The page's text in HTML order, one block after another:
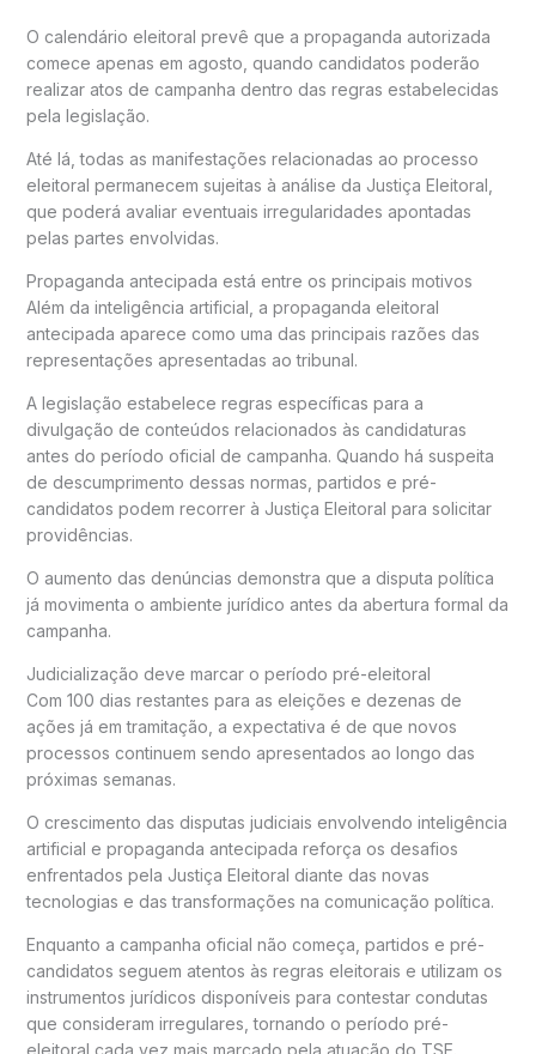
O calendário eleitoral prevê que a propaganda autorizada
comece apenas em agosto, quando candidatos poderão
realizar atos de campanha dentro das regras estabelecidas
pela legislação.
Até lá, todas as manifestações relacionadas ao processo
eleitoral permanecem sujeitas à análise da Justiça Eleitoral,
que poderá avaliar eventuais irregularidades apontadas
pelas partes envolvidas.
Propaganda antecipada está entre os principais motivos
Além da inteligência artificial, a propaganda eleitoral
antecipada aparece como uma das principais razões das
representações apresentadas ao tribunal.
A legislação estabelece regras específicas para a
divulgação de conteúdos relacionados às candidaturas
antes do período oficial de campanha. Quando há suspeita
de descumprimento dessas normas, partidos e pré-
candidatos podem recorrer à Justiça Eleitoral para solicitar
providências.
O aumento das denúncias demonstra que a disputa política
já movimenta o ambiente jurídico antes da abertura formal da
campanha.
Judicialização deve marcar o período pré-eleitoral
Com 100 dias restantes para as eleições e dezenas de
ações já em tramitação, a expectativa é de que novos
processos continuem sendo apresentados ao longo das
próximas semanas.
O crescimento das disputas judiciais envolvendo inteligência
artificial e propaganda antecipada reforça os desafios
enfrentados pela Justiça Eleitoral diante das novas
tecnologias e das transformações na comunicação política.
Enquanto a campanha oficial não começa, partidos e pré-
candidatos seguem atentos às regras eleitorais e utilizam os
instrumentos jurídicos disponíveis para contestar condutas
que consideram irregulares, tornando o período pré-
eleitoral cada vez mais marcado pela atuação do TSE.